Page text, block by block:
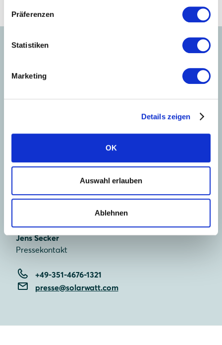
Präferenzen
Statistiken
Marketing
Details zeigen
OK
Auswahl erlauben
Ablehnen
Jährliche Einsparung an Heizkosten
Ihr Presse Ansprechpartner
Jens Secker
Pressekontakt
+49-351-4676-1321
presse@solarwatt.com